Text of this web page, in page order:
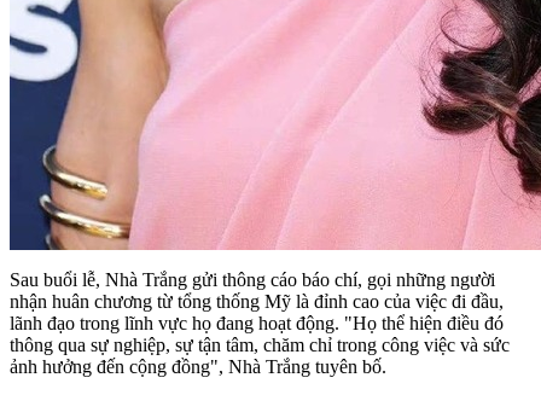
Sau buổi lễ, Nhà Trắng gửi thông cáo báo chí, gọi những người
nhận huân chương từ tổng thống Mỹ là đỉnh cao của việc đi đầu,
lãnh đạo trong lĩnh vực họ đang hoạt động. "Họ thể hiện điều đó
thông qua sự nghiệp, sự tận tâm, chăm chỉ trong công việc và sức
ảnh hưởng đến cộng đồng", Nhà Trắng tuyên bố.